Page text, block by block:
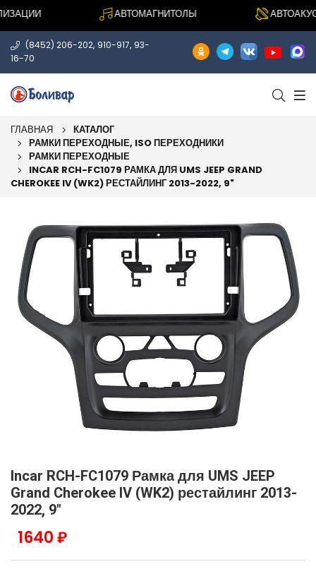
АВТОМАГНИТОЛЫ
(8452) 206-202, 910-917, 93-
16-70
ГЛАВНАЯ
КАТАЛОГ
РАМКИ ПЕРЕХОДНЫЕ, ISO ПЕРЕХОДНИКИ
РАМКИ ПЕРЕХОДНЫЕ
INCAR RCH-FC1079 РАМКА ДЛЯ UMS JEEP GRAND
CHEROKEE IV (WK2) РЕСТАЙЛИНГ 2013-2022, 9"
Incar RCH-FC1079 Рамка для UMS JEEP
Grand Cherokee IV (WK2) рестайлинг 2013-
2022, 9"
1640 ₽